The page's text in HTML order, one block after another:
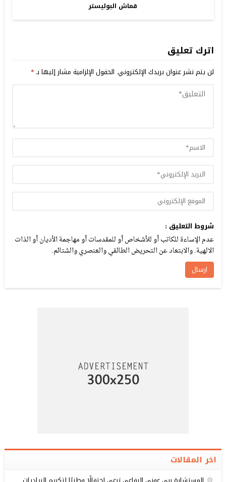
قماش البوليستر
اترك تعليق
لن يتم نشر عنوان بريدك الإلكتروني. الحقول الإلزامية مشار إليها بـ*
شروط التعليق :
عدم الإساءة للكاتب أو للأشخاص أو للمقدسات أو مهاجمة الأديان أو الذات
الالهية. والابتعاد عن التحريض الطائفي والعنصري والشتائم.
اخر المقالات